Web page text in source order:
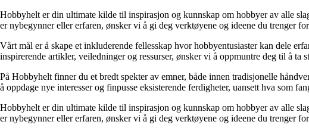
Hobbyhelt er din ultimate kilde til inspirasjon og kunnskap om hobbyer av alle
er nybegynner eller erfaren, ønsker vi å gi deg verktøyene og ideene du trenger
Vårt mål er å skape et inkluderende fellesskap hvor hobbyentusiaster kan dele
inspirerende artikler, veiledninger og ressurser, ønsker vi å oppmuntre deg til å ta
På Hobbyhelt finner du et bredt spekter av emner, både innen tradisjonelle
å oppdage nye interesser og finpusse eksisterende ferdigheter, uansett hva som
Hobbyhelt er din ultimate kilde til inspirasjon og kunnskap om hobbyer av alle
er nybegynner eller erfaren, ønsker vi å gi deg verktøyene og ideene du trenger